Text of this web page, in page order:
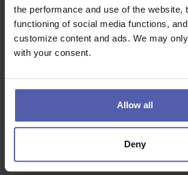
the performance and use of the website,
functioning of social media functions,
customize content and ads. We may
with your consent.
Allow all
Deny
kvalita | AJHledáme osobnost, která dokáže
za oblast kvality a stát se odborným
společnosti, výrobu…
Obsluha ohraňovacího lisu
O.K. solution Kladno–Kročehlavy
Máte zkušenost s ohýbáním plechů a hledáte